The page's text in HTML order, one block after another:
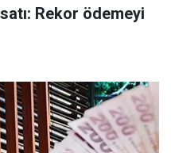
Rekor ödemeyi